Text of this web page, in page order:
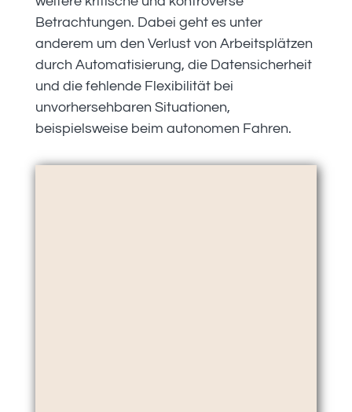
Betrachtungen. Dabei geht es unter
anderem um den Verlust von Arbeitsplätzen
durch Automatisierung, die Datensicherheit
und die fehlende Flexibilität bei
unvorhersehbaren Situationen,
beispielsweise beim autonomen Fahren.